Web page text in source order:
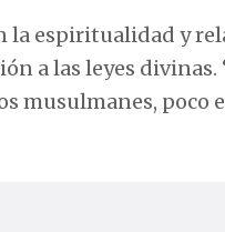
la espiritualidad y
a las leyes divinas.
musulmanes, poco